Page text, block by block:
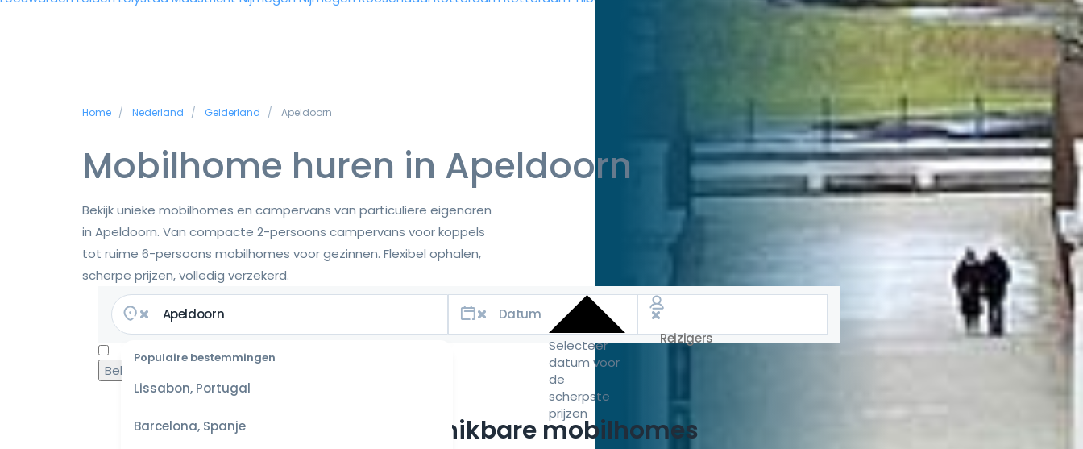
Home Nederland Gelderland Apeldoorn
Mobilhome huren in Apeldoorn
Bekijk unieke mobilhomes en campervans van particuliere eigenaren
in Apeldoorn. Van compacte 2-persoons campervans voor koppels
tot ruime 6-persoons mobilhomes voor gezinnen. Flexibel ophalen,
scherpe prijzen, volledig verzekerd.
Populaire bestemmingen
Lissabon, Portugal
Barcelona, Spanje
Selecteer
datum voor
de
scherpste
prijzen
4.7/5 137.790 reviews
Beschikbare mobilhomes